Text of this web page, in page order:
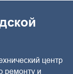
центр
ремонту и